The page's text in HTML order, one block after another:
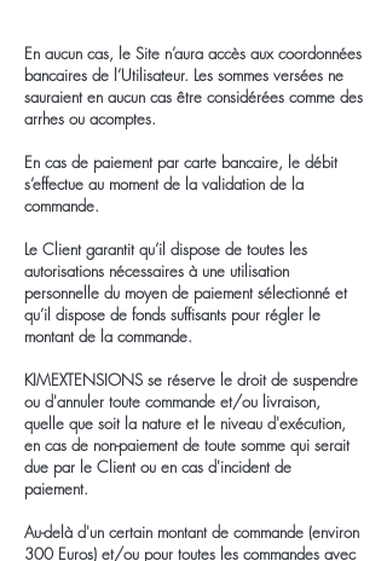
En aucun cas, le Site n’aura accès aux coordonnées
bancaires de l’Utilisateur. Les sommes versées ne
sauraient en aucun cas être considérées comme des
arrhes ou acomptes.
En cas de paiement par carte bancaire, le débit
s’effectue au moment de la validation de la
commande.
Le Client garantit qu’il dispose de toutes les
autorisations nécessaires à une utilisation
personnelle du moyen de paiement sélectionné et
qu’il dispose de fonds suffisants pour régler le
montant de la commande.
KIMEXTENSIONS se réserve le droit de suspendre
ou d'annuler toute commande et/ou livraison,
quelle que soit la nature et le niveau d'exécution,
en cas de non-paiement de toute somme qui serait
due par le Client ou en cas d'incident de
paiement.
Au-delà d'un certain montant de commande (environ
300 Euros) et/ou pour toutes les commandes avec